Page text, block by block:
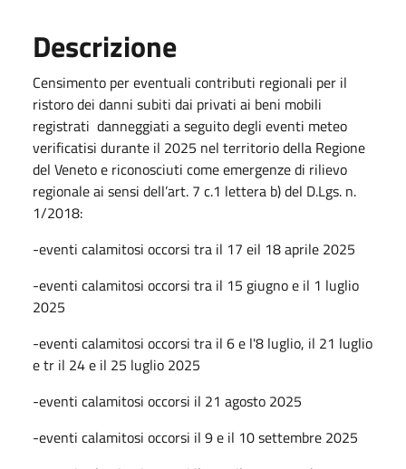
Descrizione
Censimento per eventuali contributi regionali per il
ristoro dei danni subiti dai privati ai beni mobili
registrati danneggiati a seguito degli eventi meteo
verificatisi durante il 2025 nel territorio della Regione
del Veneto e riconosciuti come emergenze di rilievo
regionale ai sensi dell’art. 7 c.1 lettera b) del D.Lgs. n.
1/2018:
-eventi calamitosi occorsi tra il 17 eil 18 aprile 2025
-eventi calamitosi occorsi tra il 15 giugno e il 1 luglio
2025
-eventi calamitosi occorsi tra il 6 e l'8 luglio, il 21 luglio
e tr il 24 e il 25 luglio 2025
-eventi calamitosi occorsi il 21 agosto 2025
-eventi calamitosi occorsi il 9 e il 10 settembre 2025